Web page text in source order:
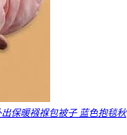
保暖襁褓包被子 蓝色抱毯秋